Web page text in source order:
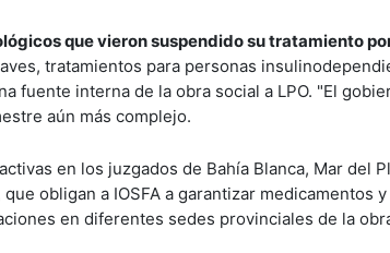
que vieron suspendido su tratamiento
tratamientos para personas
fuente interna de la obra social a LPO. "El
aún más complejo.
en los juzgados de Bahía Blanca, Mar del
obligan a IOSFA a garantizar medicamentos y
en diferentes sedes provinciales de la